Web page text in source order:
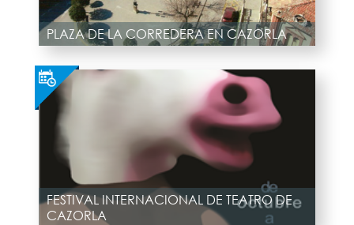
PLAZA DE LA CORREDERA EN CAZORLA
FESTIVAL INTERNACIONAL DE TEATRO DE
CAZORLA